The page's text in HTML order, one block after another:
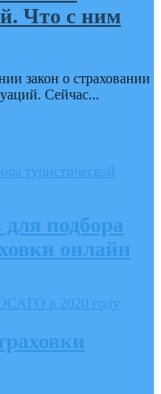
Что с ним
закон о страховании
Сейчас...
подбора
онлайн